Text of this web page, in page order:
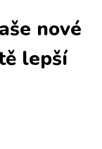
nové
lepší